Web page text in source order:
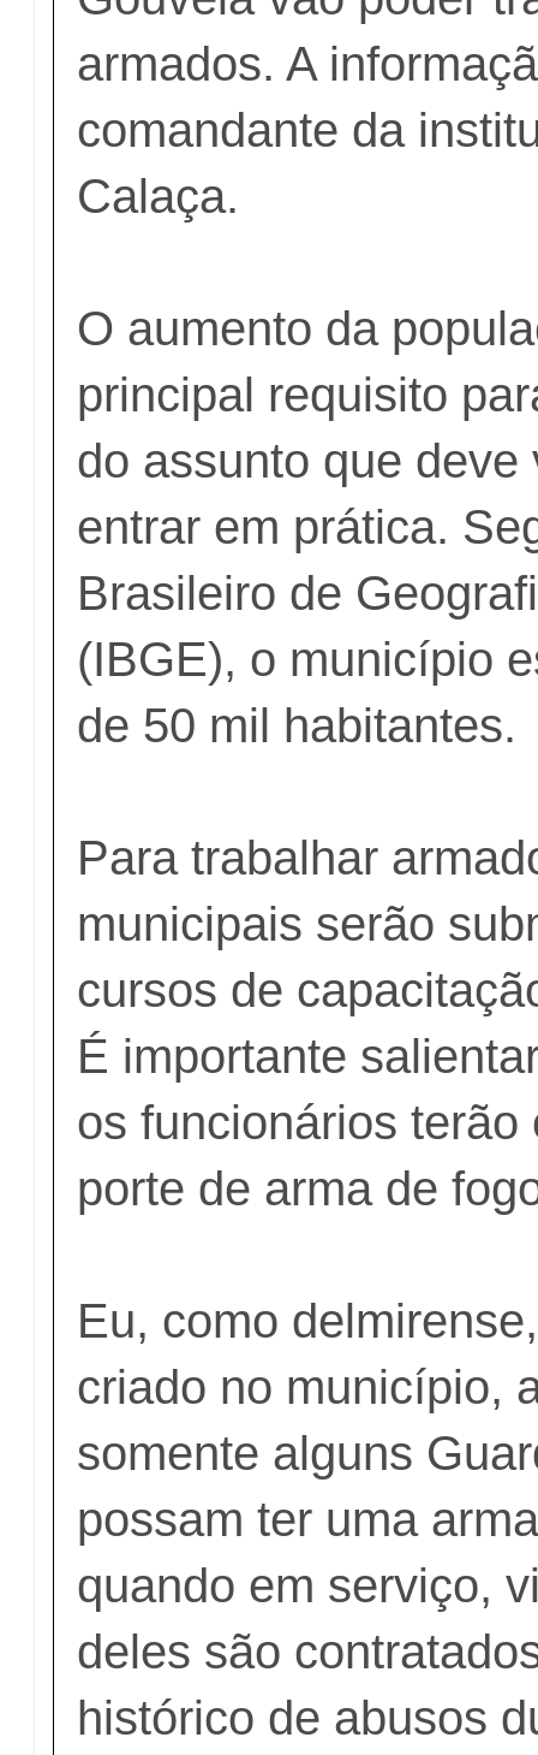
armados. A
comandante da
Calaça.
O aumento da
principal requisito
do assunto que deve
entrar em prática.
Brasileiro de
(IBGE), o município
de 50 mil habitantes.
Para trabalhar
municipais serão
cursos de
É importante
os funcionários terão
porte de arma de
Eu, como
criado no município,
somente alguns
possam ter uma
quando em serviço,
deles são
histórico de abusos